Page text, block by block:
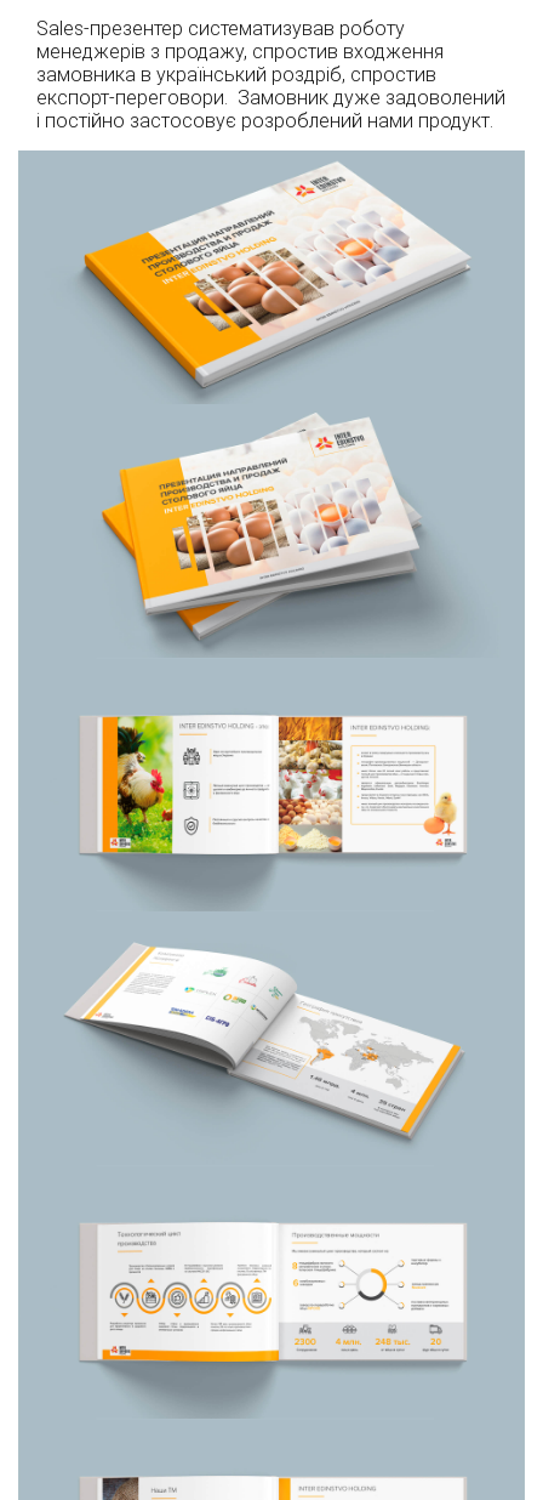
Sales-презентер систематизував роботу
менеджерів з продажу, спростив входження
замовника в український роздріб, спростив
експорт-переговори. Замовник дуже задоволений
і постійно застосовує розроблений нами продукт.